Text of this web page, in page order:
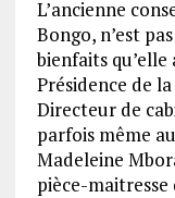
L’ancienne
Bongo, n’est
bienfaits
Présidence de
Directeur de
parfois même
Madeleine
pièce-